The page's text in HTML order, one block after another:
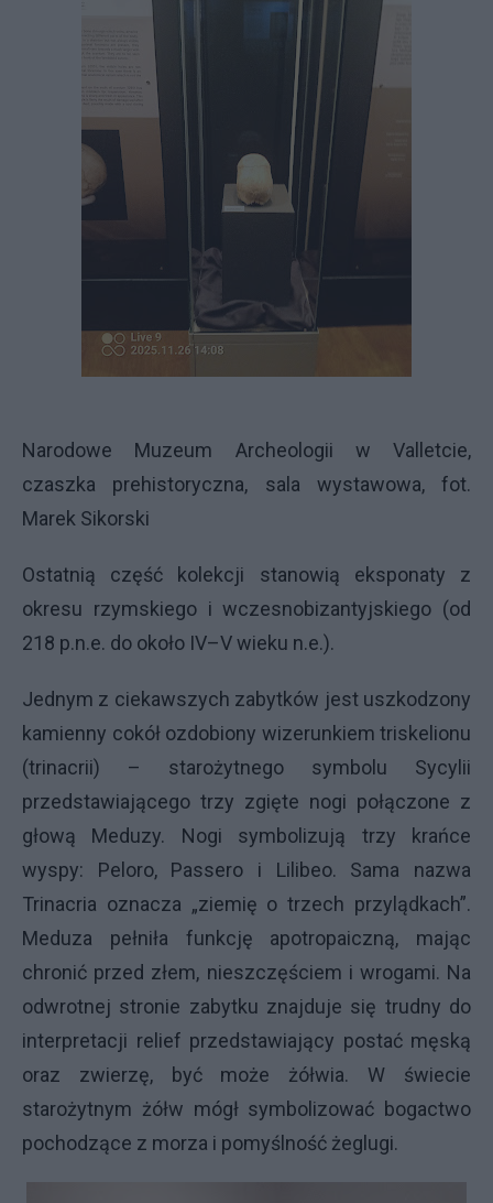
Narodowe Muzeum Archeologii w Valletcie,
czaszka prehistoryczna, sala wystawowa, fot.
Marek Sikorski
Ostatnią część kolekcji stanowią eksponaty z
okresu rzymskiego i wczesnobizantyjskiego (od
218 p.n.e. do około IV–V wieku n.e.).
Jednym z ciekawszych zabytków jest uszkodzony
kamienny cokół ozdobiony wizerunkiem triskelionu
(trinacrii) – starożytnego symbolu Sycylii
przedstawiającego trzy zgięte nogi połączone z
głową Meduzy. Nogi symbolizują trzy krańce
wyspy: Peloro, Passero i Lilibeo. Sama nazwa
Trinacria oznacza „ziemię o trzech przylądkach”.
Meduza pełniła funkcję apotropaiczną, mając
chronić przed złem, nieszczęściem i wrogami. Na
odwrotnej stronie zabytku znajduje się trudny do
interpretacji relief przedstawiający postać męską
oraz zwierzę, być może żółwia. W świecie
starożytnym żółw mógł symbolizować bogactwo
pochodzące z morza i pomyślność żeglugi.